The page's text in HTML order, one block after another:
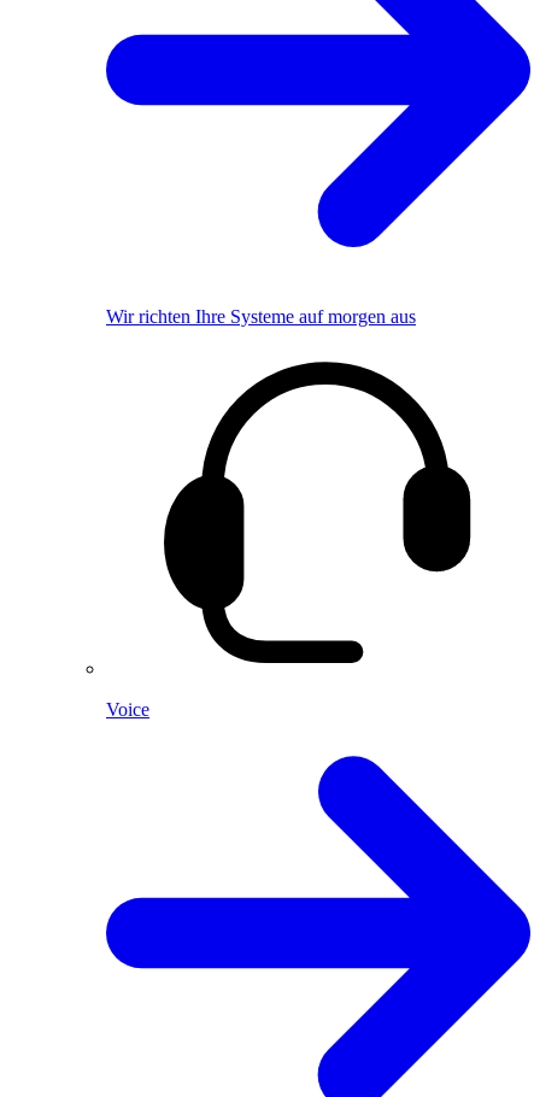
Wir richten Ihre Systeme auf morgen aus
Voice